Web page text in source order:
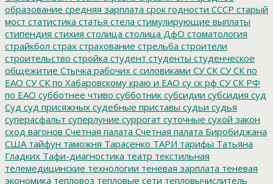
образование средняя зарплата срок годности СССР старый
мост статистика статья стела стимулирующие выплаты
стипендия стихия столица столица ДфО стоматология
страйкбол страх страхование стрельба строители
строительство стройка студент студенты студенческое
общежитие Стычка рабочих с силовиками СУ СК СУ СК по
ЕАО СУ СК по Хабаровскому краю и ЕАО су ск рф СУ СК РФ
по ЕАО субботнее чтиво субботник субсидии субсидия суд
Суд суд присяжных судебные приставы судьи судья
суперасфальт суперлуние суррогат суточные сухой закон
сход вагонов Счетная палата Счетная палата Биробиджана
США тайфун таможня Тарасенко ТАРИ тарифы Татьяна
Гладких Тафи-диагностика театр текстильная
телемедицинские технологии теневая зарплата теневая
экономика тепловоз тепловые сети тепловычислитель